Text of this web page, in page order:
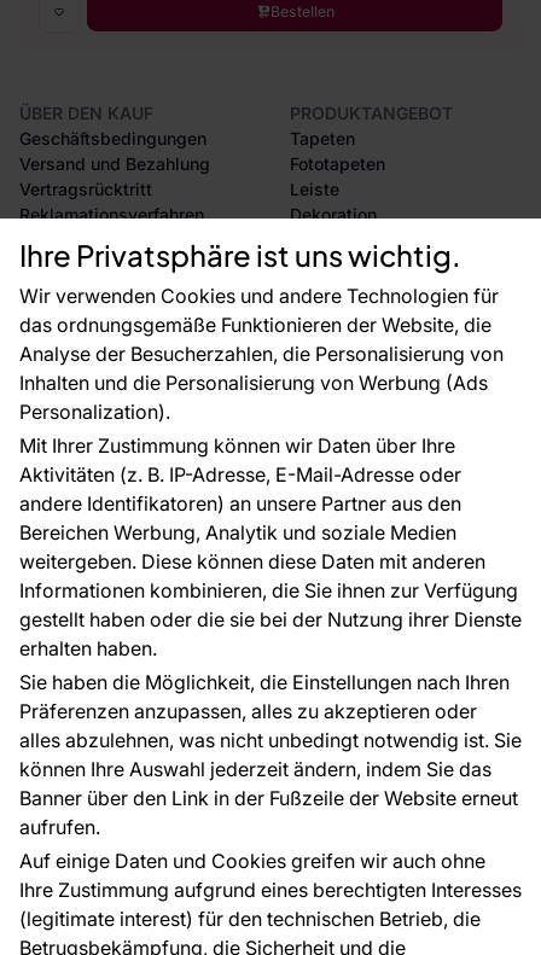
Ihre Privatsphäre ist uns wichtig.
Wir verwenden Cookies und andere Technologien für
das ordnungsgemäße Funktionieren der Website, die
Analyse der Besucherzahlen, die Personalisierung von
Inhalten und die Personalisierung von Werbung (Ads
Personalization).
Mit Ihrer Zustimmung können wir Daten über Ihre
Aktivitäten (z. B. IP-Adresse, E-Mail-Adresse oder
andere Identifikatoren) an unsere Partner aus den
Bereichen Werbung, Analytik und soziale Medien
weitergeben. Diese können diese Daten mit anderen
Informationen kombinieren, die Sie ihnen zur Verfügung
gestellt haben oder die sie bei der Nutzung ihrer Dienste
erhalten haben.
Sie haben die Möglichkeit, die Einstellungen nach Ihren
Präferenzen anzupassen, alles zu akzeptieren oder
alles abzulehnen, was nicht unbedingt notwendig ist. Sie
können Ihre Auswahl jederzeit ändern, indem Sie das
Banner über den Link in der Fußzeile der Website erneut
aufrufen.
Auf einige Daten und Cookies greifen wir auch ohne
Ihre Zustimmung aufgrund eines berechtigten Interesses
(legitimate interest) für den technischen Betrieb, die
Betrugsbekämpfung, die Sicherheit und die
Bestellen
ÜBER DEN KAUF
Geschäftsbedingungen
Versand und Bezahlung
Vertragsrücktritt
Reklamationsverfahren
Rücksendung von Waren
CE-Zertifizierung
Großhandel
Raumvisualisierung
PRODUKTANGEBOT
Tapeten
Fototapeten
Leiste
Dekoration
Selbstklebende Folien
Zubehör
Tapetenmuster
FÜR SIE
Blog
EU-Projekte
Ratschläge und Tipps
FAQ
ÜBER DAS UNTERNEHMEN
Kontakt
Haben Sie Fragen? Wir helfen Ihnen gerne weiter
und beraten Sie persönlich.
+49 781 95633072
service@tapeteneshop.de
Zahlungsarten:
Die Zahlungen werden geleistet von: